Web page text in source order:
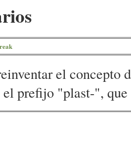
el concepto
el prefijo "plast-",